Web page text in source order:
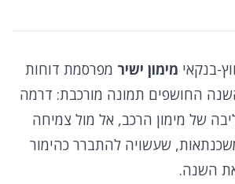
בנקאי מימון ישיר מפרסמת דוחות
החושפים תמונה מורכבת: דרמה
של מימון הרכב, אל מול צמיחה
שעשויה להתברר כהימור
השנה.